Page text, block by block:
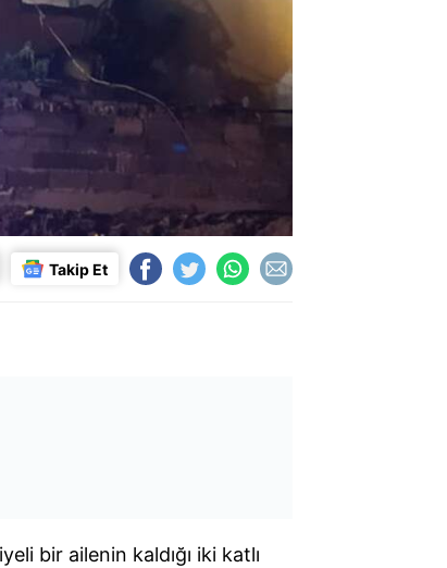
Takip Et
bir ailenin kaldığı iki katlı